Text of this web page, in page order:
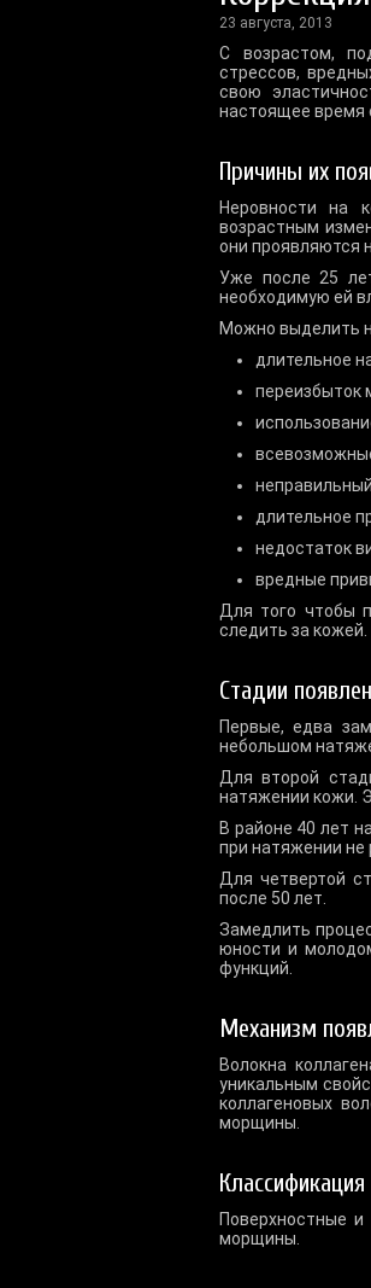
23 августа, 2013
С возрастом,
стрессов,
свою
настоящее время
Причины их
Неровности на
возрастным
они проявляются
Уже после 25
необходимую ей
Можно выделить
длительное
переизбыток
длительное
недостаток
вредные
Для того чтобы
следить за кожей.
Стадии
Первые, едва
небольшом
Для второй
натяжении кожи.
В районе 40 лет
при натяжении не
Для четвертой
после 50 лет.
Замедлить
юности и
функций.
Механизм
Волокна
уникальным
коллагеновых
морщины.
Поверхностные
морщины.